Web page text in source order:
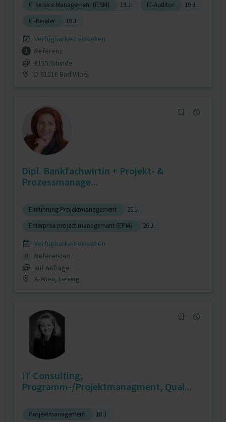
IT Service Management (ITSM)
19 J. IT-Auditor
19 J.
IT-Berater
19 J.
Verfügbarkeit einsehen
1
Referenz
€115/Stunde
D-61118 Bad Vilbel
Dipl. Bankfachwirtin + Projekt- &
Prozessmanage...
Einführung Projektmanagement
26 J.
Enterprise project management (EPM)
26 J.
Verfügbarkeit einsehen
0
Referenzen
auf Anfrage
A-Wien, Liesing
IT Consulting,
Programm-/Projektmanagment, Qual...
Projektmanagement 10 J.